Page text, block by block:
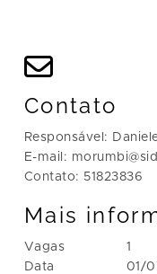
Contato
Responsável:
E-mail:
Contato: 51823836
Mais
Vagas
Data
1
01/